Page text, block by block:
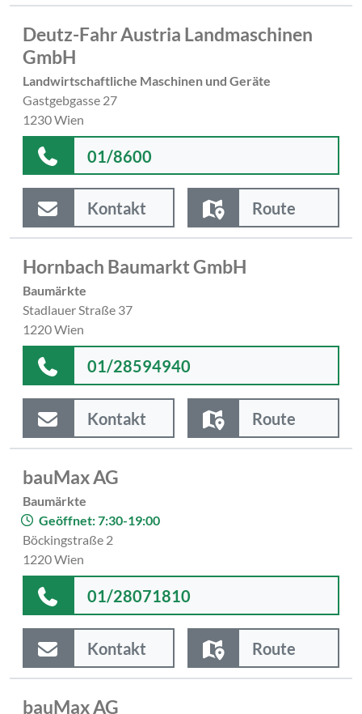
Deutz-Fahr Austria Landmaschinen
GmbH
Landwirtschaftliche Maschinen und Geräte
Gastgebgasse 27
1230 Wien
01/8600
Kontakt Route
Hornbach Baumarkt GmbH
Baumärkte
Stadlauer Straße 37
1220 Wien
01/28594940
Kontakt Route
bauMax AG
Baumärkte
Geöffnet: 7:30-19:00
Böckingstraße 2
1220 Wien
01/28071810
Kontakt Route
bauMax AG